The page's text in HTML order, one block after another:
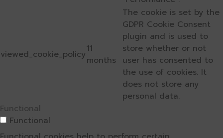
viewed_cookie_policy11
months
The cookie is set by the
GDPR Cookie Consent
plugin and is used to
store whether or not
user has consented to
the use of cookies. It
does not store any
personal data.
Functional
Functional